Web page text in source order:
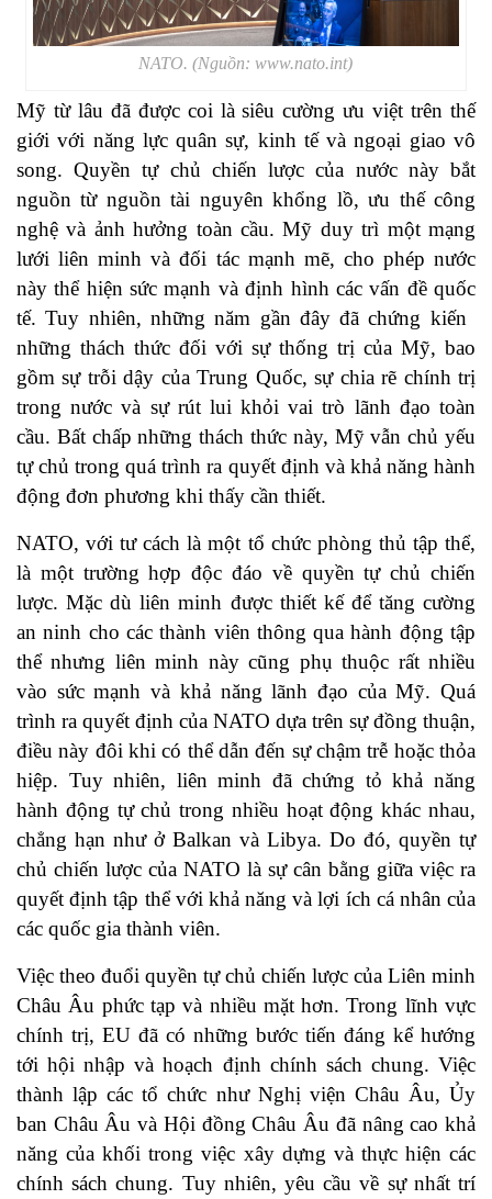
NATO. (Nguồn: www.nato.int)
Mỹ từ lâu đã được coi là siêu cường ưu việt trên thế
giới với năng lực quân sự, kinh tế và ngoại giao vô
song. Quyền tự chủ chiến lược của nước này bắt
nguồn từ nguồn tài nguyên khổng lồ, ưu thế công
nghệ và ảnh hưởng toàn cầu. Mỹ duy trì một mạng
lưới liên minh và đối tác mạnh mẽ, cho phép nước
này thể hiện sức mạnh và định hình các vấn đề quốc
tế. Tuy nhiên, những năm gần đây đã chứng kiến ​​
những thách thức đối với sự thống trị của Mỹ, bao
gồm sự trỗi dậy của Trung Quốc, sự chia rẽ chính trị
trong nước và sự rút lui khỏi vai trò lãnh đạo toàn
cầu. Bất chấp những thách thức này, Mỹ vẫn chủ yếu
tự chủ trong quá trình ra quyết định và khả năng hành
động đơn phương khi thấy cần thiết.
NATO, với tư cách là một tổ chức phòng thủ tập thể,
là một trường hợp độc đáo về quyền tự chủ chiến
lược. Mặc dù liên minh được thiết kế để tăng cường
an ninh cho các thành viên thông qua hành động tập
thể nhưng liên minh này cũng phụ thuộc rất nhiều
vào sức mạnh và khả năng lãnh đạo của Mỹ. Quá
trình ra quyết định của NATO dựa trên sự đồng thuận,
điều này đôi khi có thể dẫn đến sự chậm trễ hoặc thỏa
hiệp. Tuy nhiên, liên minh đã chứng tỏ khả năng
hành động tự chủ trong nhiều hoạt động khác nhau,
chẳng hạn như ở Balkan và Libya. Do đó, quyền tự
chủ chiến lược của NATO là sự cân bằng giữa việc ra
quyết định tập thể với khả năng và lợi ích cá nhân của
các quốc gia thành viên.
Việc theo đuổi quyền tự chủ chiến lược của Liên minh
Châu Âu phức tạp và nhiều mặt hơn. Trong lĩnh vực
chính trị, EU đã có những bước tiến đáng kể hướng
tới hội nhập và hoạch định chính sách chung. Việc
thành lập các tổ chức như Nghị viện Châu Âu, Ủy
ban Châu Âu và Hội đồng Châu Âu đã nâng cao khả
năng của khối trong việc xây dựng và thực hiện các
chính sách chung. Tuy nhiên, yêu cầu về sự nhất trí